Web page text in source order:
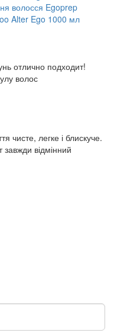
отлично подходит!
волос
чисте, легке і блискуче.
відмінний